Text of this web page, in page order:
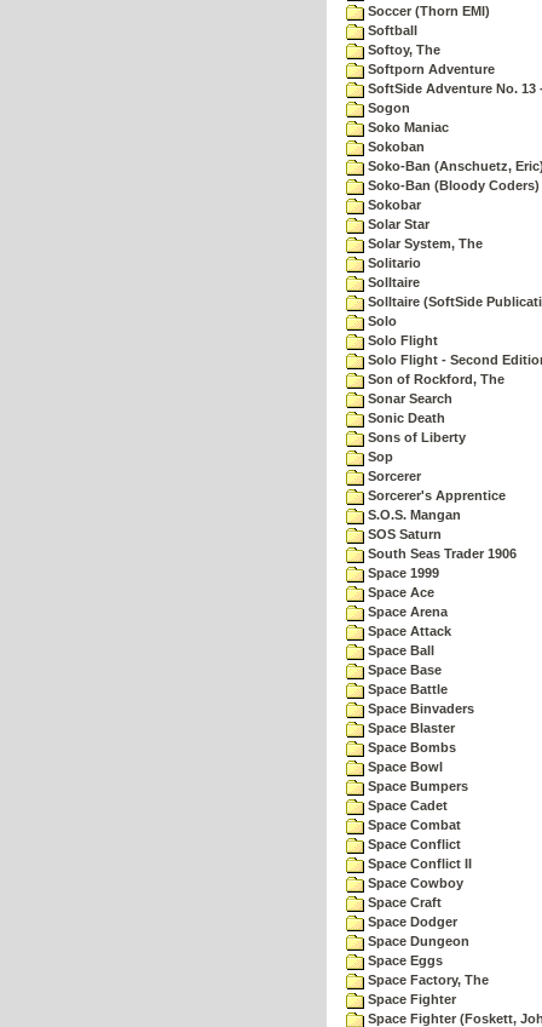
Soccer (Thorn EMI)
Softball
Softoy, The
Softporn Adventure
SoftSide Adventure No. 13
Sogon
Soko Maniac
Sokoban
Soko-Ban (Anschuetz,
Soko-Ban (Bloody Coders)
Sokobar
Solar Star
Solar System, The
Solitario
Solltaire
Solltaire (SoftSide
Solo
Solo Flight
Solo Flight - Second
Son of Rockford, The
Sonar Search
Sonic Death
Sons of Liberty
Sop
Sorcerer
Sorcerer's Apprentice
S.O.S. Mangan
SOS Saturn
South Seas Trader 1906
Space 1999
Space Ace
Space Arena
Space Attack
Space Ball
Space Base
Space Battle
Space Binvaders
Space Blaster
Space Bombs
Space Bowl
Space Bumpers
Space Cadet
Space Combat
Space Conflict
Space Conflict II
Space Cowboy
Space Craft
Space Dodger
Space Dungeon
Space Eggs
Space Factory, The
Space Fighter
Space Fighter (Foskett,